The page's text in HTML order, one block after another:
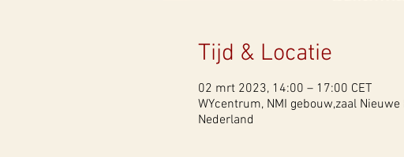
Tijd & Locatie
02 mrt 2023, 14:00 – 17:00 CET
WYcentrum, NMI gebouw,zaal
Nederland